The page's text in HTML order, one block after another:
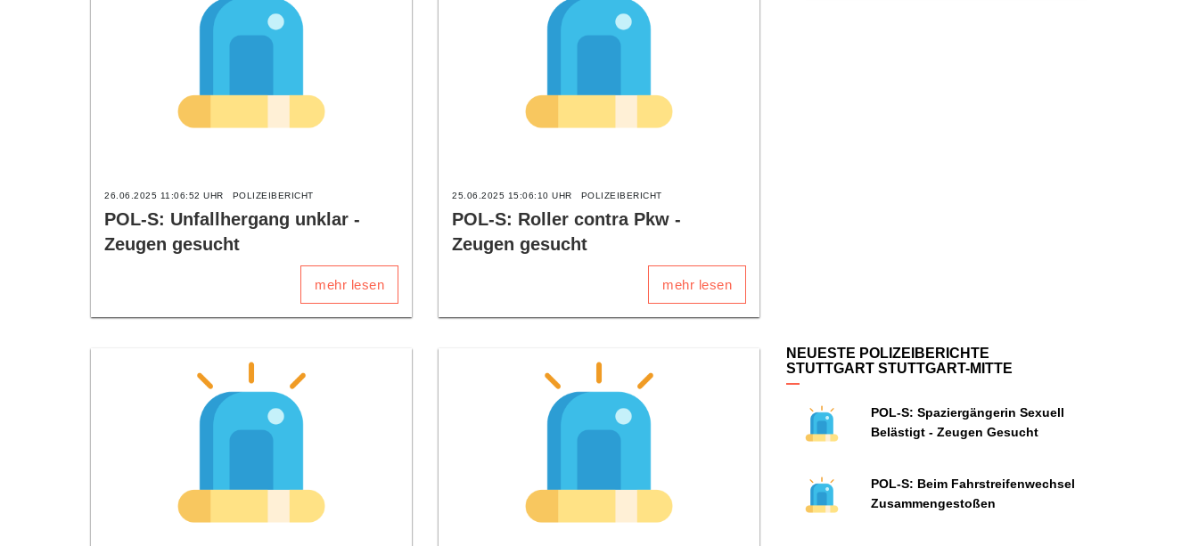
26.06.2025 11:06:52 UHR POLIZEIBERICHT
POL-S: Unfallhergang unklar -
Zeugen gesucht
mehr lesen
25.06.2025 15:06:10 UHR POLIZEIBERICHT
POL-S: Roller contra Pkw -
Zeugen gesucht
mehr lesen
NEUESTE POLIZEIBERICHTE
STUTTGART STUTTGART-MITTE
POL-S: Spaziergängerin Sexuell
Belästigt - Zeugen Gesucht
POL-S: Beim Fahrstreifenwechsel
Zusammengestoßen